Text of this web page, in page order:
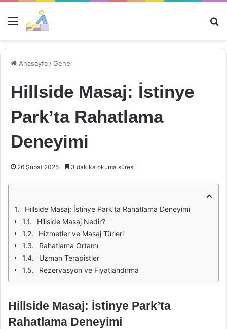
Menü
Anasayfa /Genel
Hillside Masaj: İstinye
Park’ta Rahatlama
Deneyimi
26 Şubat 2025 3 dakika okuma süresi
Hillside Masaj: İstinye Park'ta Rahatlama Deneyimi
Hillside Masaj Nedir?
Hizmetler ve Masaj Türleri
Rahatlama Ortamı
Uzman Terapistler
Rezervasyon ve Fiyatlandırma
Hillside Masaj: İstinye Park’ta
Rahatlama Deneyimi